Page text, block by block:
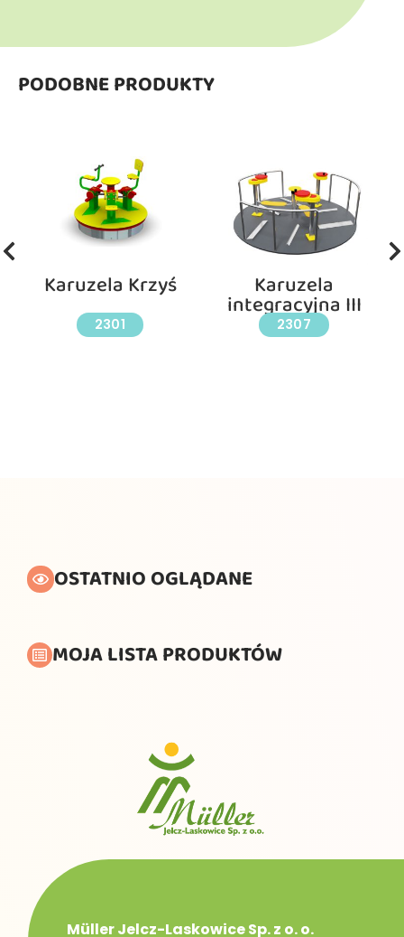
PODOBNE PRODUKTY
Karuzela Krzyś
2301
Karuzela
integracyjna III
2307
OSTATNIO OGLĄDANE
MOJA LISTA PRODUKTÓW
Müller Jelcz-Laskowice Sp. z o. o.